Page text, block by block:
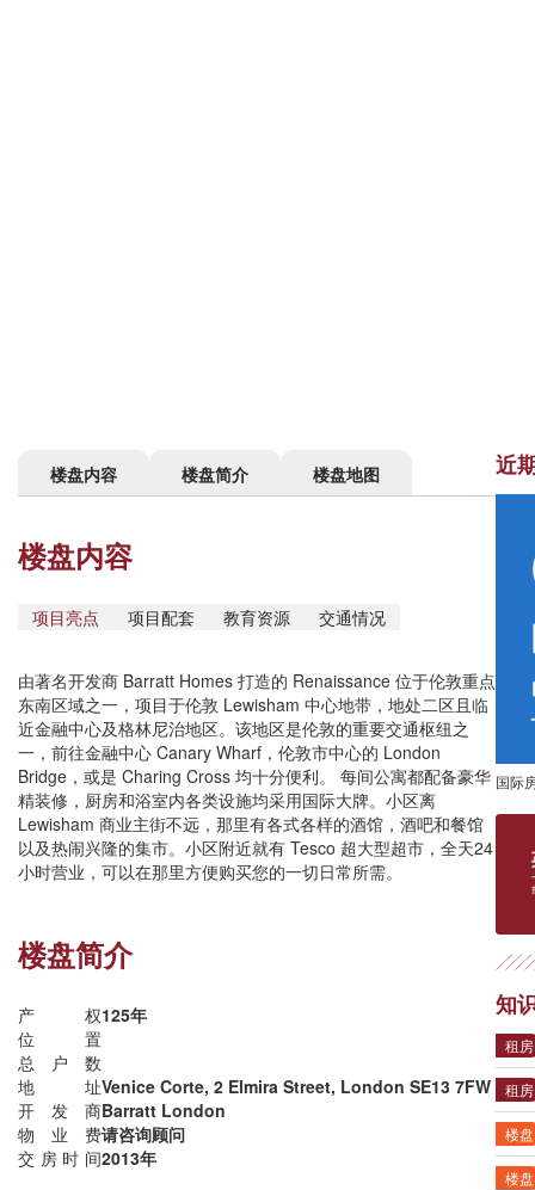
楼盘内容 楼盘简介 楼盘地图
楼盘内容
项目亮点 项目配套 教育资源 交通情况
由著名开发商 Barratt Homes 打造的 Renaissance 位于伦敦重点
东南区域之一，项目于伦敦 Lewisham 中心地带，地处二区且临
近金融中心及格林尼治地区。该地区是伦敦的重要交通枢纽之
一，前往金融中心 Canary Wharf，伦敦市中心的 London
Bridge，或是 Charing Cross 均十分便利。 每间公寓都配备豪华
精装修，厨房和浴室内各类设施均采用国际大牌。小区离
Lewisham 商业主街不远，那里有各式各样的酒馆，酒吧和餐馆
以及热闹兴隆的集市。小区附近就有 Tesco 超大型超市，全天24
小时营业，可以在那里方便购买您的一切日常所需。
楼盘简介
产权125年
位置
总户数
地址Venice Corte, 2 Elmira Street, London SE13 7FW
开发商Barratt London
物业费请咨询顾问
交房时间2013年
近
国际
知
租房
租房
楼盘
楼盘